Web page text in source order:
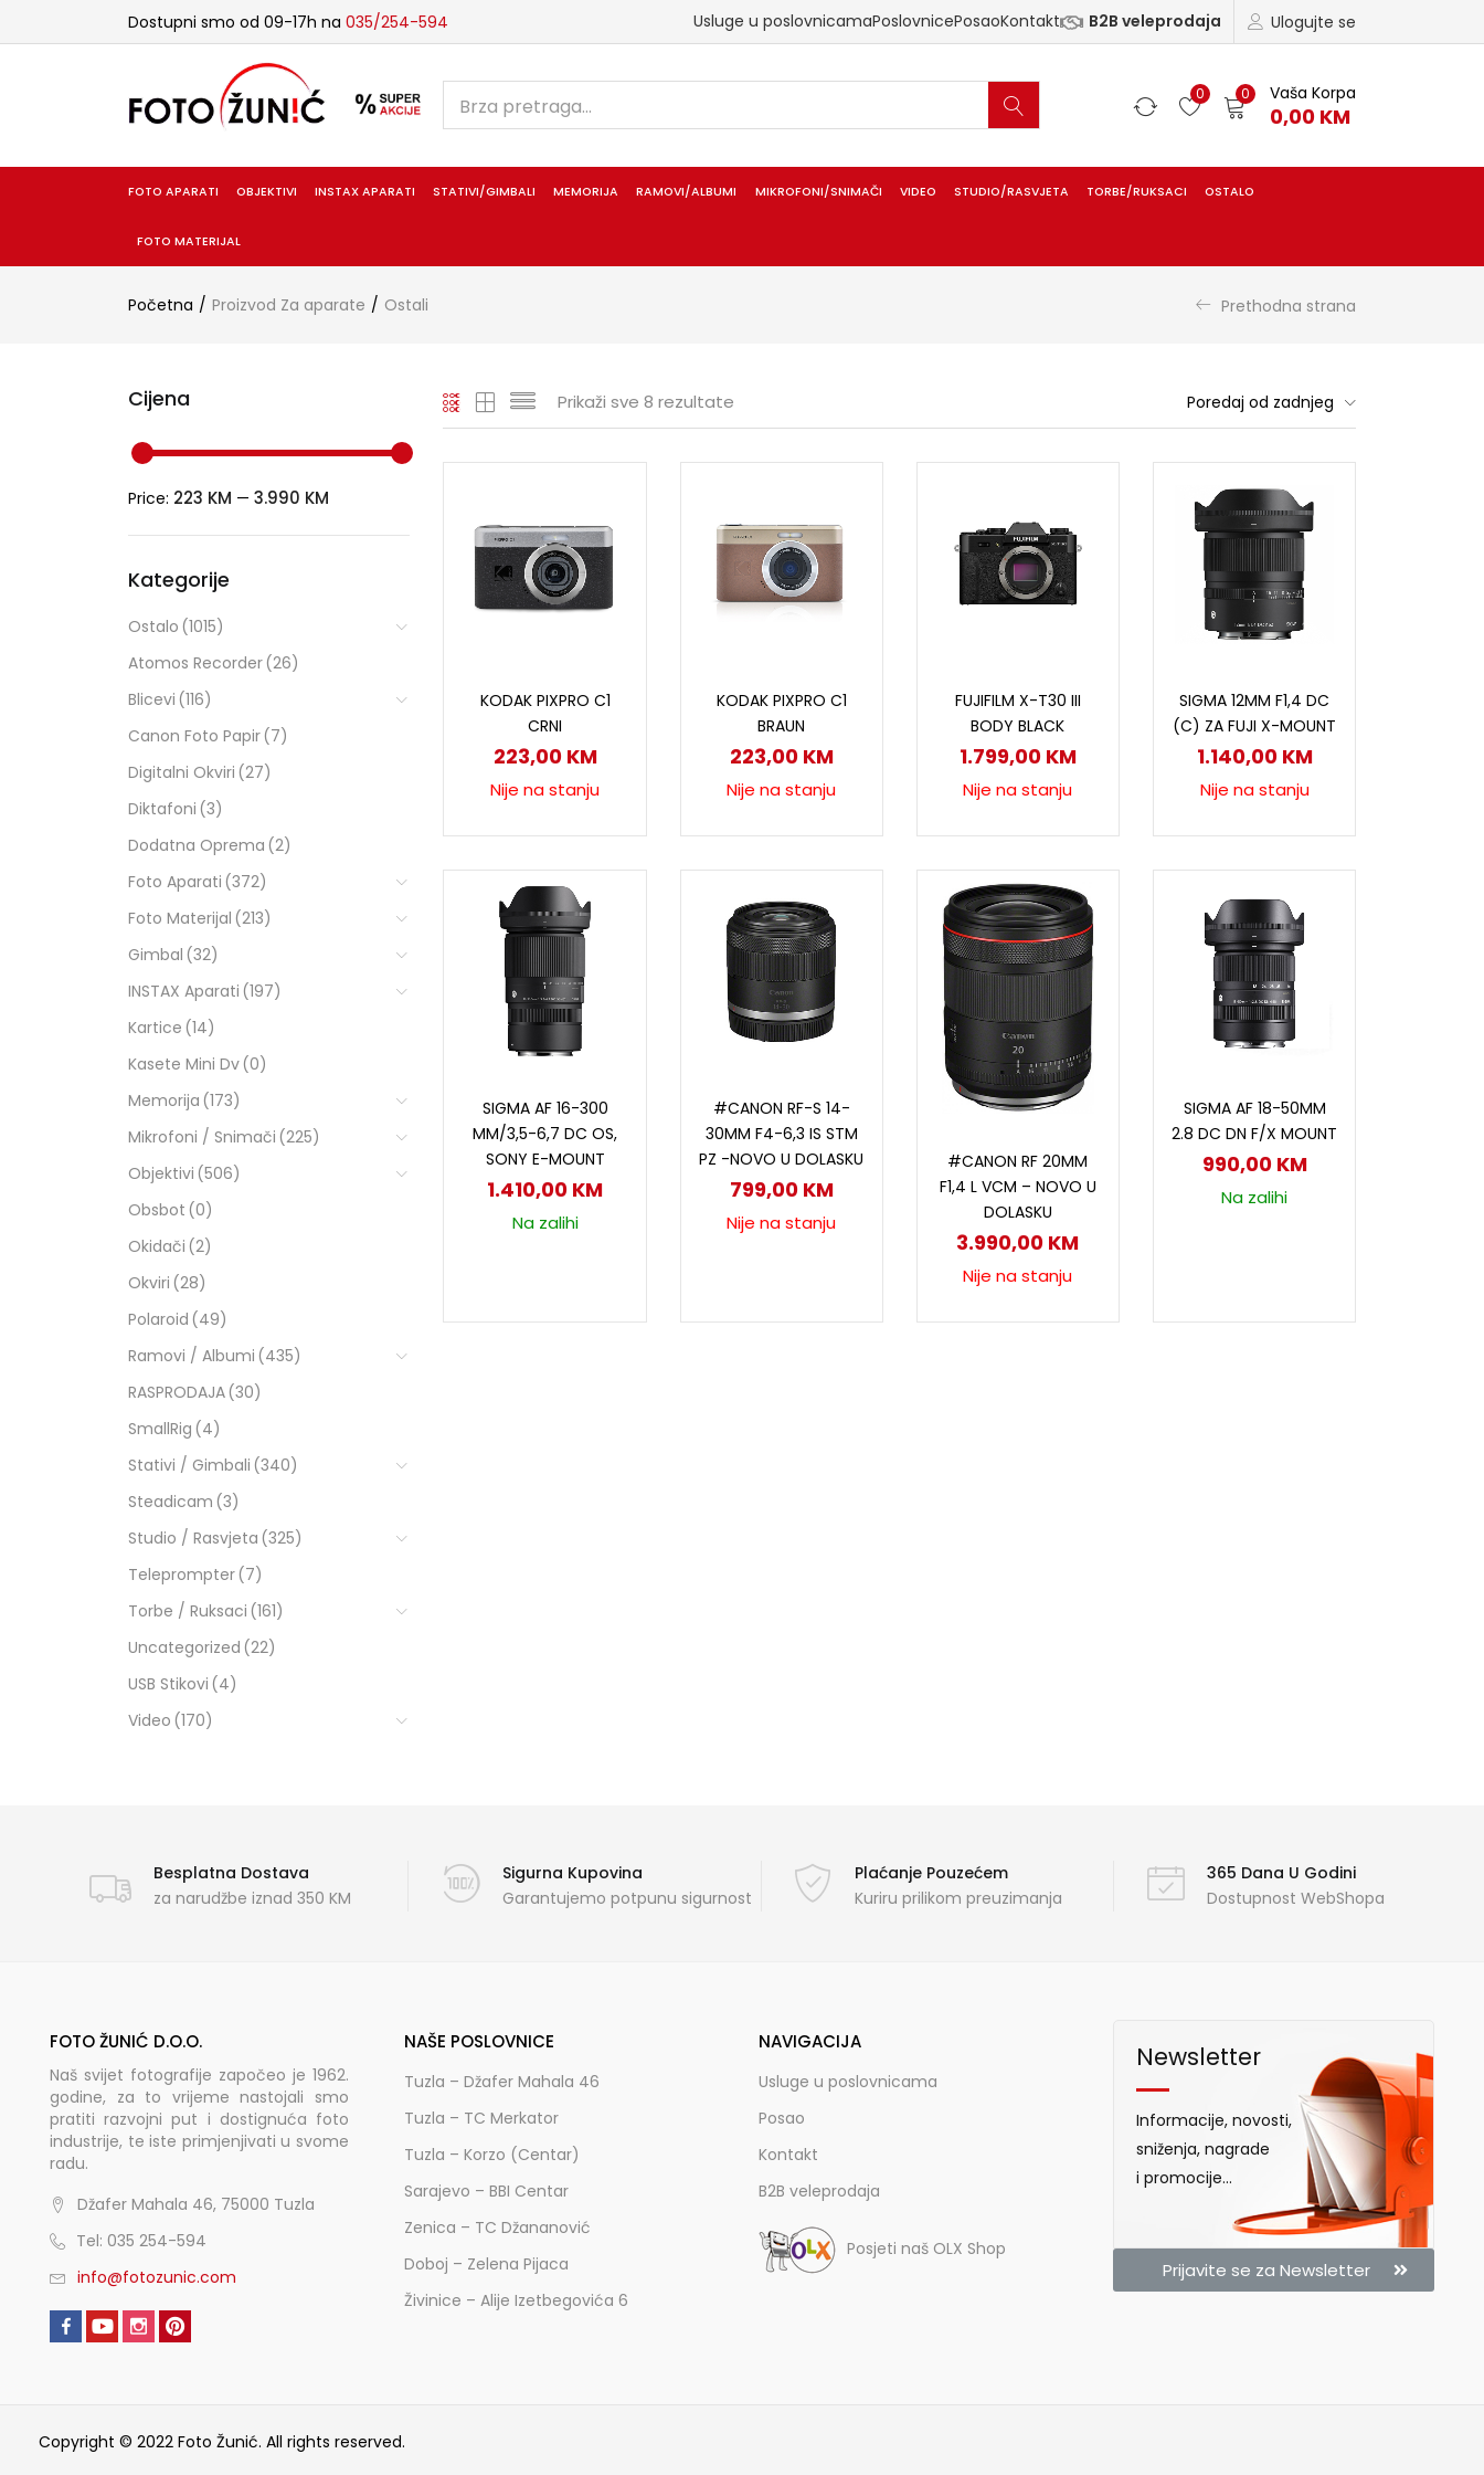
Dostupni smo od 09-17h na 035/254-594 Ulogujte se
Usluge u poslovnicamaPoslovnicePosaoKontakt B2B veleprodaja
0 0 Vaša Korpa
0,00 KM
FOTO APARATI OBJEKTIVI INSTAX APARATI STATIVI/GIMBALI MEMORIJA RAMOVI/ALBUMI MIKROFONI/SNIMAČI VIDEO STUDIO/RASVJETA TORBE/RUKSACI OSTALO
FOTO MATERIJAL
Početna Proizvod Za aparate Ostali Prethodna strana
Prikaži sve 8 rezultate Poredaj od zadnjeg
KODAK PIXPRO C1
CRNI
223,00 KM
Nije na stanju
KODAK PIXPRO C1
BRAUN
223,00 KM
Nije na stanju
FUJIFILM X-T30 III
BODY BLACK
1.799,00 KM
Nije na stanju
SIGMA 12MM F1,4 DC
(C) ZA FUJI X-MOUNT
1.140,00 KM
Nije na stanju
SIGMA AF 16-300
MM/3,5-6,7 DC OS,
SONY E-MOUNT
1.410,00 KM
Na zalihi
#CANON RF-S 14-
30MM F4-6,3 IS STM
PZ -NOVO U DOLASKU
799,00 KM
Nije na stanju
#CANON RF 20MM
F1,4 L VCM – NOVO U
DOLASKU
3.990,00 KM
Nije na stanju
SIGMA AF 18-50MM
2.8 DC DN F/X MOUNT
990,00 KM
Na zalihi
Cijena
Price: 223 KM — 3.990 KM
Kategorije
Ostalo (1015)
Atomos Recorder(26)
Blicevi (116)
Canon Foto Papir(7)
Digitalni Okviri (27)
Diktafoni (3)
Dodatna Oprema (2)
Foto Aparati (372)
Foto Materijal (213)
Gimbal (32)
INSTAX Aparati (197)
Kartice (14)
Kasete Mini Dv(0)
Memorija (173)
Mikrofoni / Snimači (225)
Objektivi (506)
Obsbot (0)
Okidači (2)
Okviri (28)
Polaroid (49)
Ramovi / Albumi (435)
RASPRODAJA(30)
SmallRig (4)
Stativi / Gimbali (340)
Steadicam (3)
Studio / Rasvjeta (325)
Teleprompter(7)
Torbe / Ruksaci (161)
Uncategorized (22)
USB Stikovi (4)
Video (170)
Besplatna Dostava
za narudžbe iznad 350 KM
Sigurna Kupovina
Garantujemo potpunu sigurnost
Plaćanje Pouzećem
Kuriru prilikom preuzimanja
365 Dana U Godini
Dostupnost WebShopa
FOTO ŽUNIĆ D.O.O.
Naš svijet fotografije započeo je 1962.
godine, za to vrijeme nastojali smo
pratiti razvojni put i dostignuća foto
industrije, te iste primjenjivati u svome
radu.
Džafer Mahala 46, 75000 Tuzla
Tel: 035 254-594
info@fotozunic.com
NAŠE POSLOVNICE
Tuzla – Džafer Mahala 46
Tuzla – TC Merkator
Tuzla – Korzo (Centar)
Sarajevo – BBI Centar
Zenica – TC Džananović
Doboj – Zelena Pijaca
Živinice – Alije Izetbegovića 6
NAVIGACIJA
Usluge u poslovnicama
Posao
Kontakt
B2B veleprodaja
Posjeti naš OLX Shop
Newsletter
Informacije, novosti,
sniženja, nagrade
i promocije...
Prijavite se za Newsletter
Copyright © 2022 Foto Žunić. All rights reserved.